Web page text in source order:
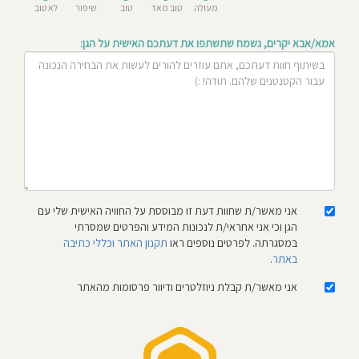
מעולה טוב מאד טוב
שיפור
לא טוב
אמא/אבא יקרים, נשמח שתשתפו את דעתכם האישית על הגן:
אני מאשר/ת שחוות דעת זו מבוססת על החוויה האישית שלי עם
הגן וכי אני אחראי/ת לנכונות המידע והפרטים שמסרתי
במסגרתה. לפרטים נוספים ראו תקנון האתר וכללי כתיבה
באתר.
אני מאשר/ת קבלת ניוזלטרים ודיוור פרסומות מהאתר